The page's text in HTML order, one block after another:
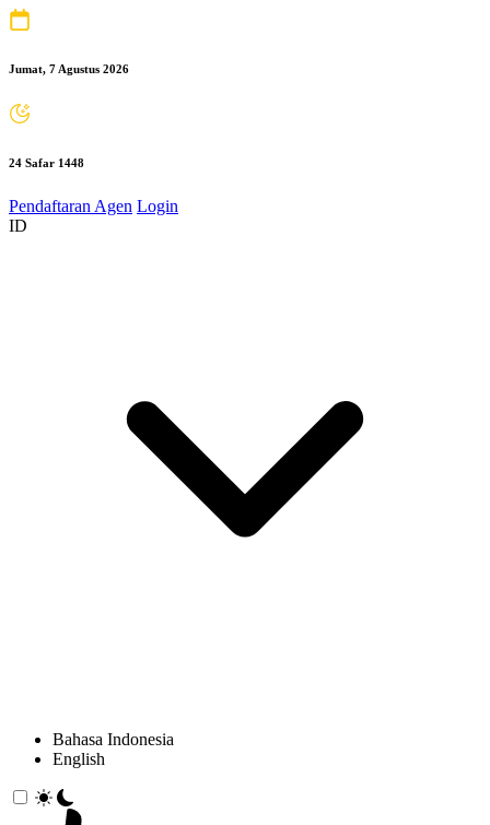
Jumat, 7 Agustus 2026
24 Safar 1448
Pendaftaran Agen Login
ID
Bahasa Indonesia
English